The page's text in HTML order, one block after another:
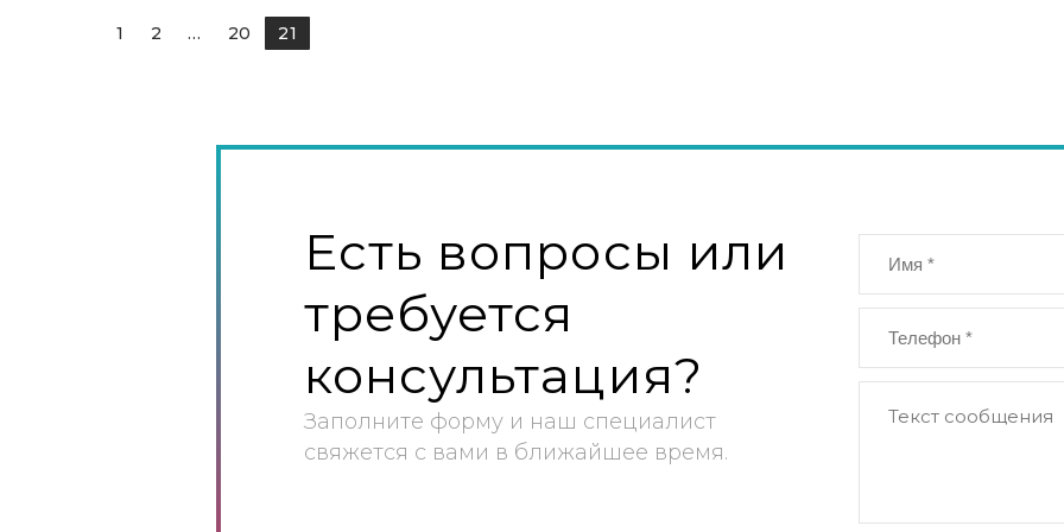
1 2 ... 20 21
Есть вопросы или
требуется
консультация?
Заполните форму и наш специалист
свяжется с вами в ближайшее время.